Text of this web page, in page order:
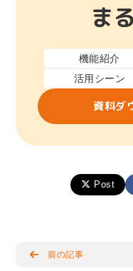
ま
機能紹介
活用シーン
資料ダ
Post
前の記事